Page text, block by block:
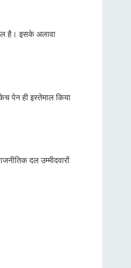
है। इसके अलावा
पेन ही इस्तेमाल किया
दल उम्मीदवारों